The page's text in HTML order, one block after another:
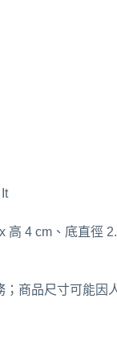
高 4 cm、底直徑
商品尺寸可能因